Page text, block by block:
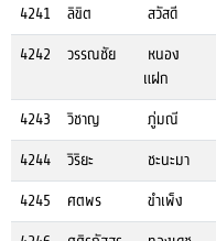
4241
ลิขิต สวัสดี
4242
วรรณชัย
หนอง
แฝก
4243 วิชาญ ภู่มณี
4244
วิริยะ ชะนะมา
4245
ศตพร ขำเพ็ง